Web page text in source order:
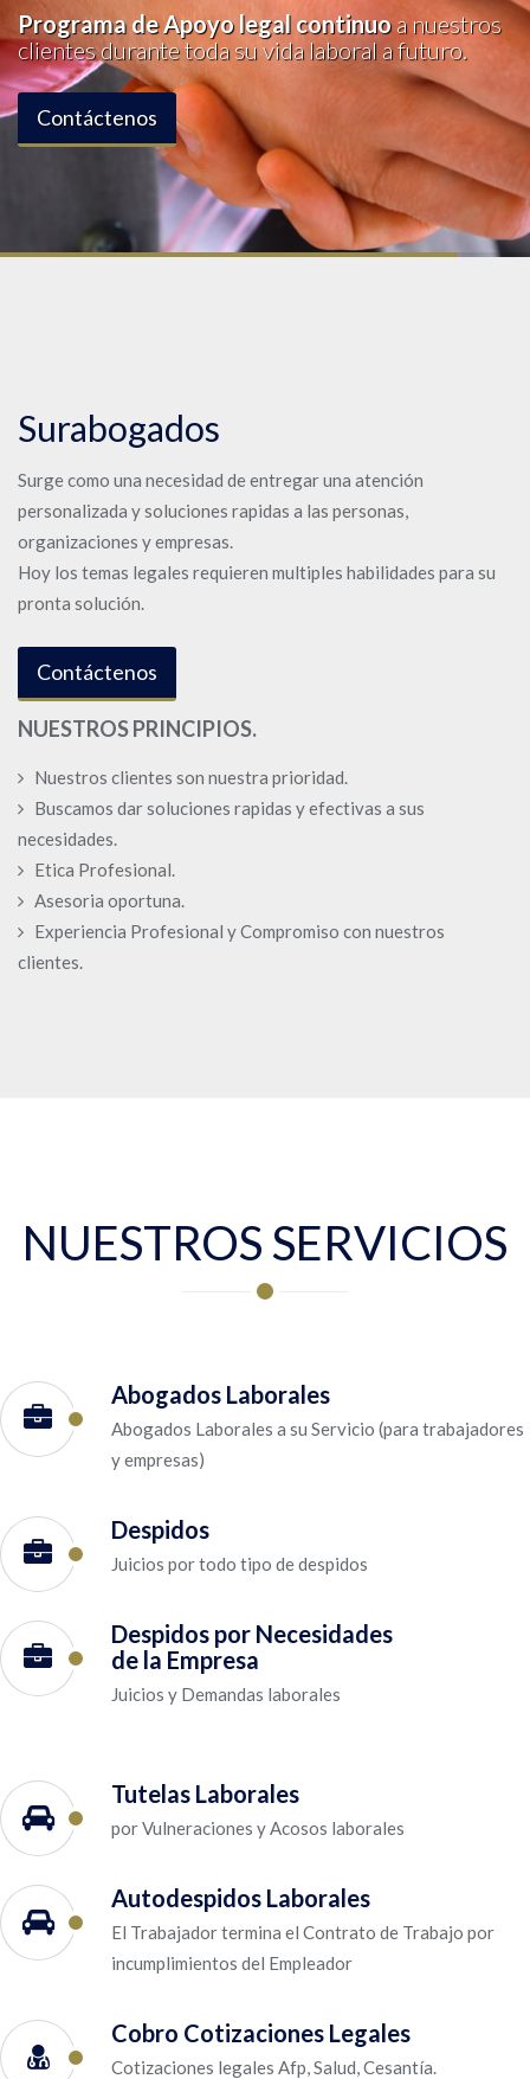
Programa de Apoyo legal continuoa nuestros
clientes durante toda su vida laboral a futuro.
Contáctenos
Surabogados
Surge como una necesidad de entregar una atención
personalizada y soluciones rapidas a las personas,
organizaciones y empresas.
Hoy los temas legales requieren multiples habilidades para su
pronta solución.
Contáctenos
NUESTROS PRINCIPIOS.
Nuestros clientes son nuestra prioridad.
Buscamos dar soluciones rapidas y efectivas a sus
necesidades.
Etica Profesional.
Asesoria oportuna.
Experiencia Profesional y Compromiso con nuestros
clientes.
NUESTROS SERVICIOS
Abogados Laborales
Abogados Laborales a su Servicio (para trabajadores
y empresas)
Despidos
Juicios por todo tipo de despidos
Despidos por Necesidades
de la Empresa
Juicios y Demandas laborales
Tutelas Laborales
por Vulneraciones y Acosos laborales
Autodespidos Laborales
El Trabajador termina el Contrato de Trabajo por
incumplimientos del Empleador
Cobro Cotizaciones Legales
Cotizaciones legales Afp, Salud, Cesantía.